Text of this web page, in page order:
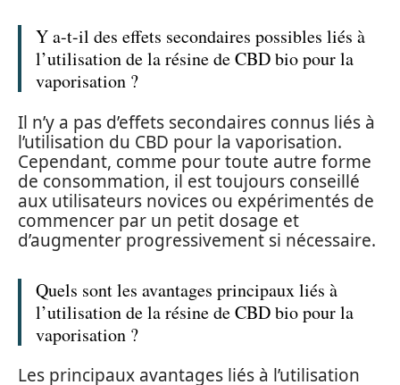
Y a-t-il des effets secondaires possibles liés à
l’utilisation de la résine de CBD bio pour la
vaporisation ?
Il n’y a pas d’effets secondaires connus liés à
l’utilisation du CBD pour la vaporisation.
Cependant, comme pour toute autre forme
de consommation, il est toujours conseillé
aux utilisateurs novices ou expérimentés de
commencer par un petit dosage et
d’augmenter progressivement si nécessaire.
Quels sont les avantages principaux liés à
l’utilisation de la résine de CBD bio pour la
vaporisation ?
Les principaux avantages liés à l’utilisation